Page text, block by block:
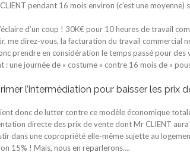
pendant 16 mois environ (c’est une
d’un coup ! 30K€ pour 10 heures de travail
me direz-vous, la facturation du travail commercial
prendre en considération le temps passé pour des
: une journée de « costume » contre 16 mois de «
l’intermédiation pour baisser les prix
donc de lutter contre ce modèle économique
directe des prix de vente dont Mr CLIENT
dans une copropriété elle-même sujette au
15% ! Mais, nous en reparlerons….